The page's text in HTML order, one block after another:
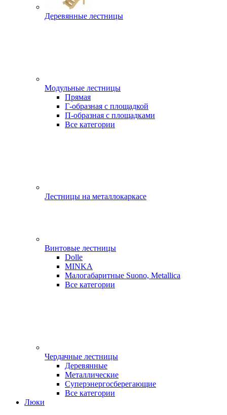
Деревянные лестницы
Модульные лестницы
Прямая
Г-образная с площадкой
П-образная с площадками
Все категории
Лестницы на металлокаркасе
Винтовые лестницы
Dolle
MINKA
Малогабаритные Suono, Metallica
Все категории
Чердачные лестницы
Деревянные
Металлические
Суперэнергосберегающие
Все категории
Люки